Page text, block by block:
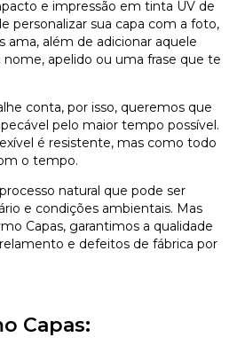
e impressão em tinta UV de
personalizar sua capa com a foto,
ama, além de adicionar aquele
apelido ou uma frase que te
conta, por isso, queremos que
pelo maior tempo possível.
é resistente, mas como todo
o tempo.
natural que pode ser
e condições ambientais. Mas
Capas, garantimos a qualidade
e defeitos de fábrica por
Capas: